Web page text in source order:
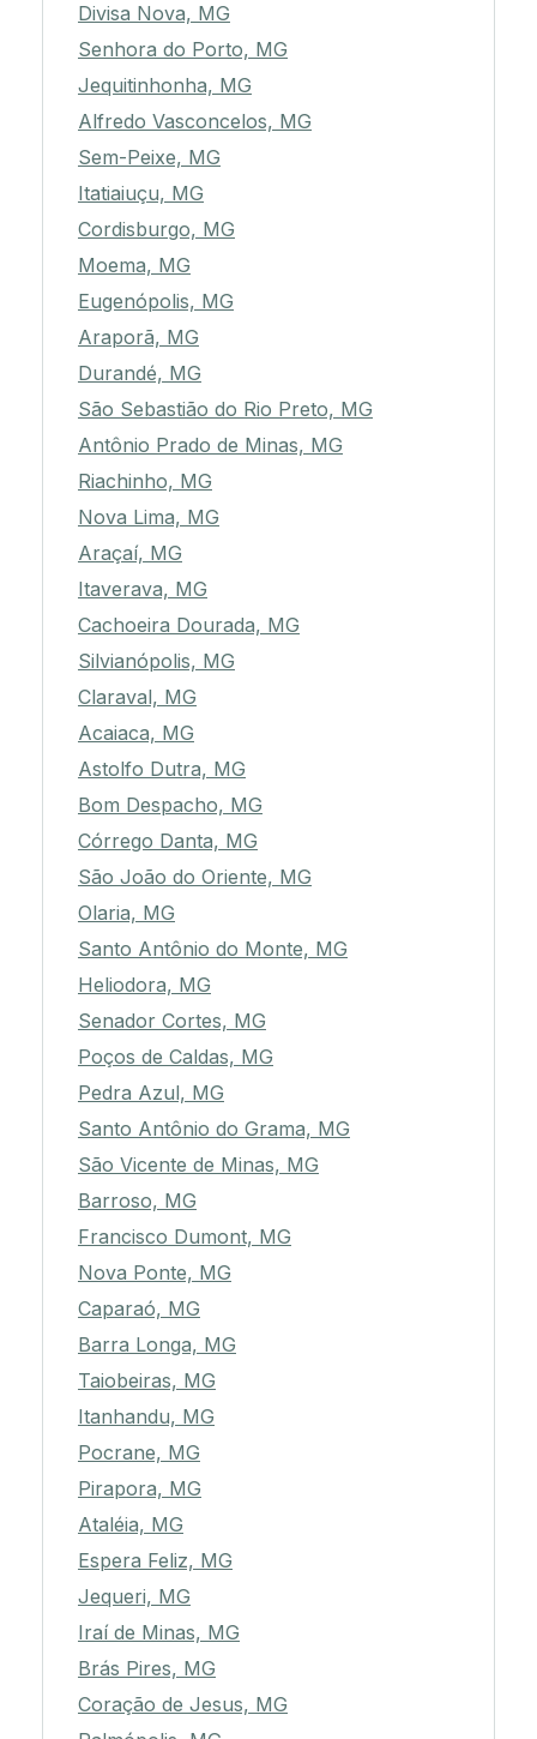
Divisa Nova, MG
Senhora do Porto, MG
Jequitinhonha, MG
Alfredo Vasconcelos, MG
Sem-Peixe, MG
Itatiaiuçu, MG
Cordisburgo, MG
Moema, MG
Eugenópolis, MG
Araporã, MG
Durandé, MG
São Sebastião do Rio Preto, MG
Antônio Prado de Minas, MG
Riachinho, MG
Nova Lima, MG
Araçaí, MG
Itaverava, MG
Cachoeira Dourada, MG
Silvianópolis, MG
Claraval, MG
Acaiaca, MG
Astolfo Dutra, MG
Bom Despacho, MG
Córrego Danta, MG
São João do Oriente, MG
Olaria, MG
Santo Antônio do Monte, MG
Heliodora, MG
Senador Cortes, MG
Poços de Caldas, MG
Pedra Azul, MG
Santo Antônio do Grama, MG
São Vicente de Minas, MG
Barroso, MG
Francisco Dumont, MG
Nova Ponte, MG
Caparaó, MG
Barra Longa, MG
Taiobeiras, MG
Itanhandu, MG
Pocrane, MG
Pirapora, MG
Ataléia, MG
Espera Feliz, MG
Jequeri, MG
Iraí de Minas, MG
Brás Pires, MG
Coração de Jesus, MG